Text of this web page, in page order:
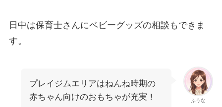
日中は保育士さんにベビーグッズの相談もできま
す。
ふうな
プレイジムエリアはねんね時期の
赤ちゃん向けのおもちゃが充実！